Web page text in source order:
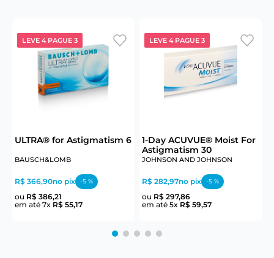
LEVE 4 PAGUE 3
ULTRA® for Astigmatism 6
BAUSCH&LOMB
R$ 366,90no pix -5 %
ou R$ 386,21
em até 7x R$ 55,17
LEVE 4 PAGUE 3
1-Day ACUVUE® Moist For
Astigmatism 30
JOHNSON AND JOHNSON
R$ 282,97no pix -5 %
ou R$ 297,86
em até 5x R$ 59,57